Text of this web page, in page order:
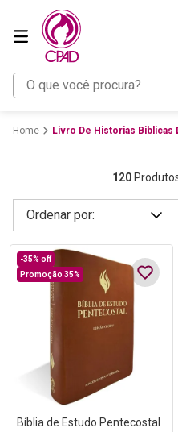
O que você procura?
Livro De Historias Biblicas
120
-35% off
Promoção 35%
Bíblia de Estudo Pentecostal